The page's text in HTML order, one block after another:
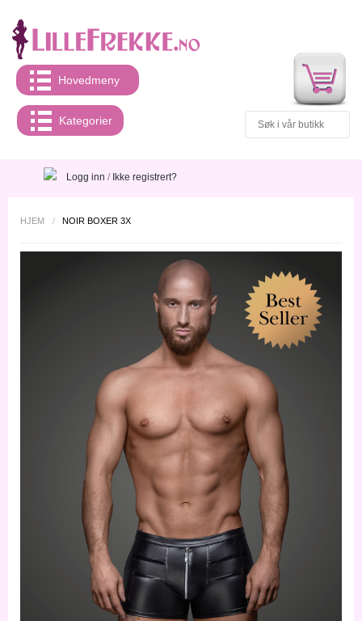
Hovedmeny
Kategorier
Logg inn / Ikke registrert?
HJEM / NOIR BOXER 3X